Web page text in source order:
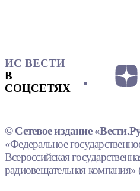
ИС ВЕСТИ
В
СОЦСЕТЯХ
© Сетевое издание
«Федеральное
Всероссийская
радиовещательная